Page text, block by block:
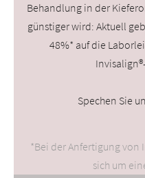
Behandlung in der
günstiger wird: Aktuell
48%* auf die
Spechen Sie
*Bei der Anfertigung von
sich um